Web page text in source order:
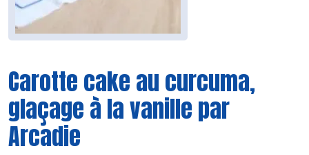
Carotte cake au curcuma,
glaçage à la vanille par
Arcadie